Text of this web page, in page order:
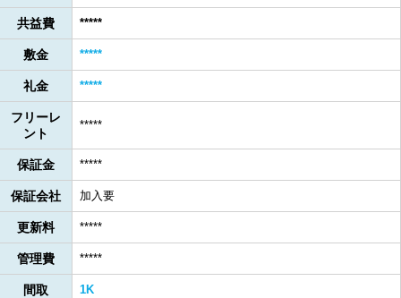
共益費 *****
敷金 *****
礼金 *****
フリーレ
ント
*****
保証金 *****
保証会社 加入要
更新料 *****
管理費 *****
間取 1K